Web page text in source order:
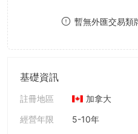
暫無外匯交易類
基礎資訊
註冊地區
加拿大
經營年限
5-10年